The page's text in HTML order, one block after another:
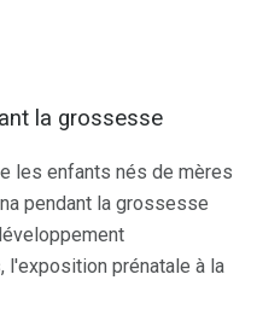
la grossesse
les enfants nés de mères
pendant la grossesse
l'exposition prénatale à la